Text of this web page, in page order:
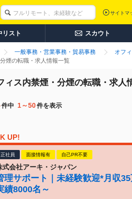
サイトマ
リスト スカウト
一般事務・営業事務・貿易事務
オフ
煙の転職・求人情報一覧
ス内禁煙・分煙の転職・求人
件中 1～50件を表示
UP!
正社員 面接情報有 自己PR不要
式会社アーキ・ジャパン
理サポート｜未経験歓迎*月収
績8000名～